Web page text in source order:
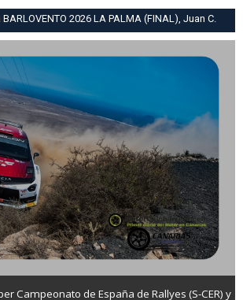
2026 LA PALMA (FINAL), Juan C.
A. Pérez hacen suya la victoria en la 47 Subida
Campeonato de España de Rallyes (S-CER) y